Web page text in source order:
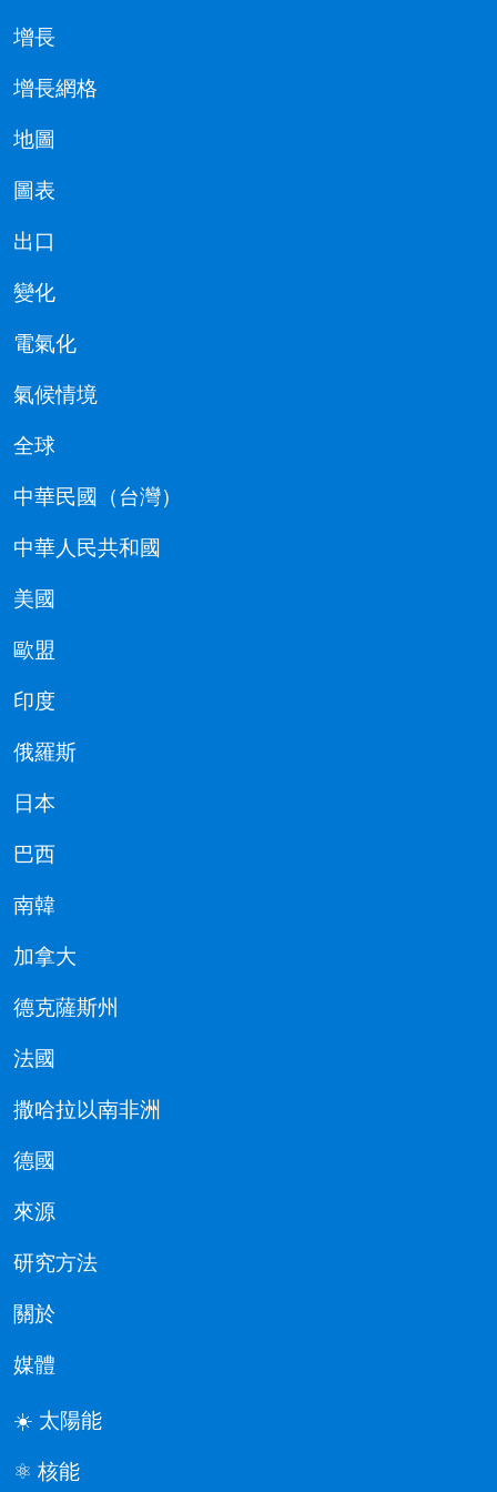
增長
增長網格
地圖
圖表
出口
變化
電氣化
氣候情境
全球
中華民國（台灣）
中華人民共和國
美國
歐盟
印度
俄羅斯
日本
巴西
南韓
加拿大
德克薩斯州
法國
撒哈拉以南非洲
德國
來源
研究方法
關於
媒體
☀️ 太陽能
⚛️ 核能